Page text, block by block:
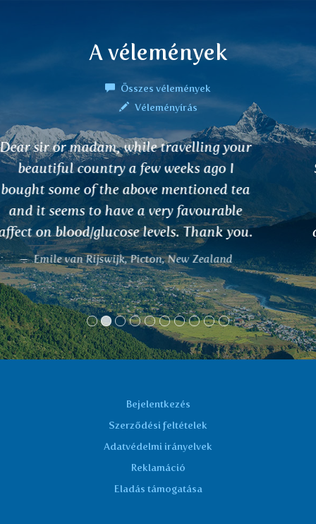
A vélemények
Összes vélemények
Véleményírás
I want to share my experience with
Slesaka tea for joints. I worked in Norway
on mountains and was carrying food,
sometimes 50kg. My joints were aching. I
drank 2-3 cups a day, the pain was gone. I
have been drinking it now for 7 years.
Dusan
Bejelentkezés
Szerződési feltételek
Adatvédelmi irányelvek
Reklamáció
Eladás támogatása